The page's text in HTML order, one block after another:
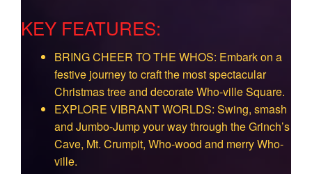
KEY FEATURES:
BRING CHEER TO THE WHOS: Embark on a
festive journey to craft the most spectacular
Christmas tree and decorate Who-ville Square.
EXPLORE VIBRANT WORLDS: Swing, smash
and Jumbo-Jump your way through the Grinch’s
Cave, Mt. Crumpit, Who-wood and merry Who-
ville.